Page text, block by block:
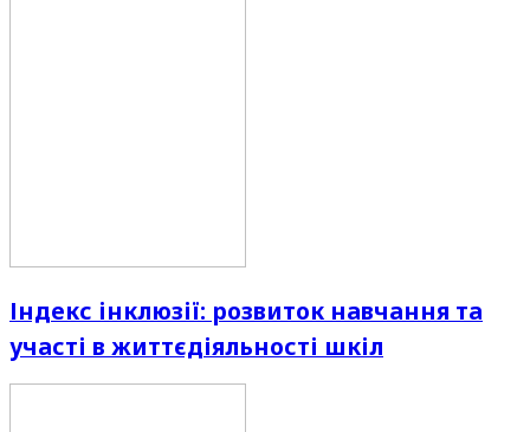
Індекс інклюзії: розвиток навчання та
участі в життєдіяльності шкіл